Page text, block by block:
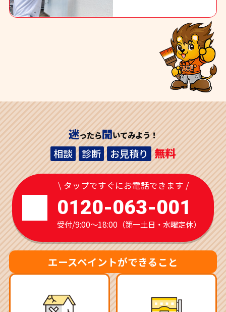
迷ったら聞いてみよう！
相談 診断 お見積り 無料
\ タップですぐにお電話できます /
0120-063-001
受付/9:00～18:00（第一土日・水曜定休）
エースペイントができること